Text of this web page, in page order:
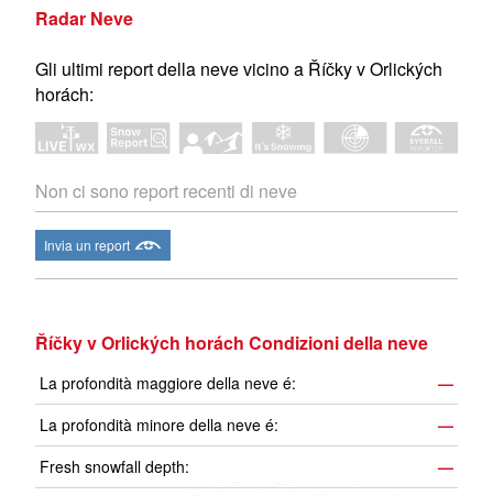
Radar Neve
Gli ultimi report della neve vicino a Říčky v Orlických
horách:
Non ci sono report recenti di neve
Invia un report
Říčky v Orlických horách Condizioni della neve
La profondità maggiore della neve é:
—
La profondità minore della neve é:
—
Fresh snowfall depth:
—